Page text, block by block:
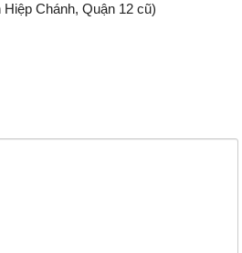
Chánh, Quận 12 cũ)